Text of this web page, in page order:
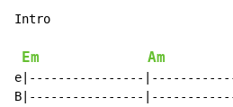
Intro
Em Am
e|----------------
B|----------------